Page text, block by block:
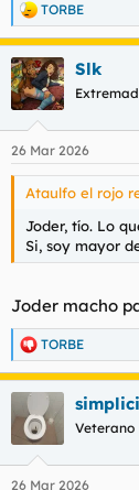
R
e
a
c
c
i
e
s
TORBE
Slk
26 Mar 2026
Ataulfo el rojo
Joder, tío. Lo
Si, soy mayor
Joder macho
R
e
a
c
TORBE
Veterano
26 Mar 2026